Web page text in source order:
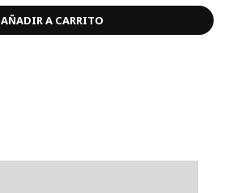
AÑADIR A CARRITO